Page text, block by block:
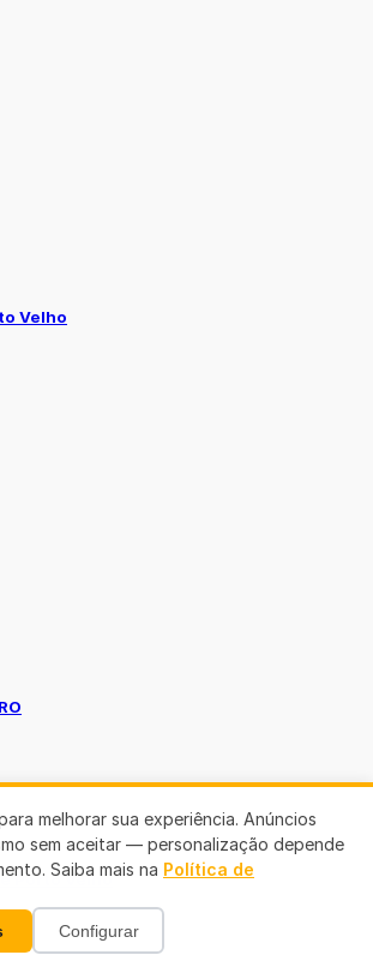
Velho
Porto Velho
melhorar sua experiência. Anúncios
sem aceitar — personalização depende
Saiba mais na Política de
Configurar